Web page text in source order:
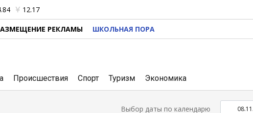
12.17
РЕКЛАМЫ ШКОЛЬНАЯ ПОРА
Происшествия Спорт Туризм Экономика
Выбор даты по календарю